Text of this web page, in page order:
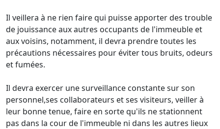
Il veillera à ne rien faire qui puisse apporter des trouble
de jouissance aux autres occupants de l'immeuble et
aux voisins, notamment, il devra prendre toutes les
précautions nécessaires pour éviter tous bruits, odeurs
et fumées.
Il devra exercer une surveillance constante sur son
personnel,ses collaborateurs et ses visiteurs, veiller à
leur bonne tenue, faire en sorte qu'ils ne stationnent
pas dans la cour de l'immeuble ni dans les autres lieux